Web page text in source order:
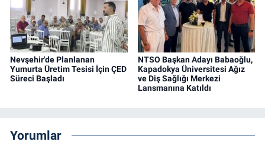
Nevşehir'de Planlanan
Yumurta Üretim Tesisi İçin ÇED
Süreci Başladı
NTSO Başkan Adayı Babaoğlu,
Kapadokya Üniversitesi Ağız
ve Diş Sağlığı Merkezi
Lansmanına Katıldı
Yorumlar